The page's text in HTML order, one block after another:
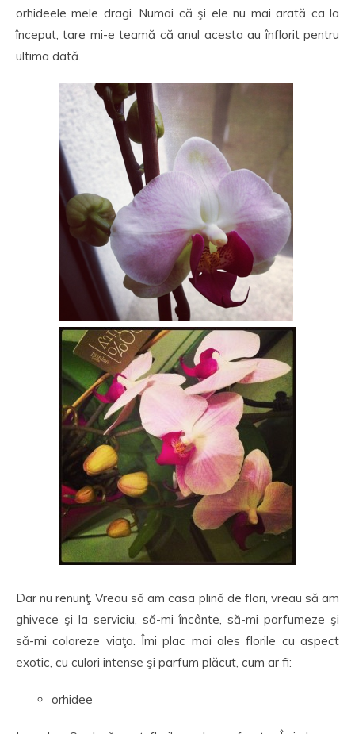
orhideele mele dragi. Numai că şi ele nu mai arată ca la
început, tare mi-e teamă că anul acesta au înflorit pentru
ultima dată.
Dar nu renunţ. Vreau să am casa plină de flori, vreau să am
ghivece şi la serviciu, să-mi încânte, să-mi parfumeze şi
să-mi coloreze viaţa. Îmi plac mai ales florile cu aspect
exotic, cu culori intense şi parfum plăcut, cum ar fi:
orhidee